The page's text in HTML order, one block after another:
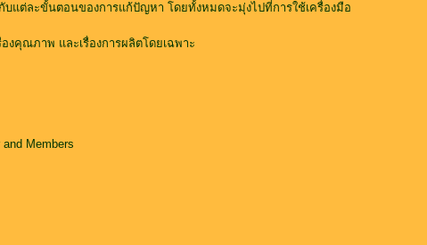
แต่ละขั้นตอนของการแก้ปัญหา โดยทั้งหมดจะมุ่งไปที่การใช้เครื่องมือ
งคุณภาพ และเรื่องการผลิตโดยเฉพาะ
Members